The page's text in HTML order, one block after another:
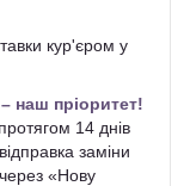
кур'єром у
наш пріоритет!
14 днів
заміни
«Нову